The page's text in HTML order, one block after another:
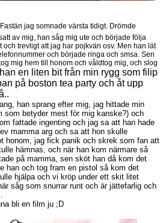
jag somnade värsta tidigt. Drömde
av mig, han såg mig ute och började följa
trevligt att jag har pojkvän osv. Men han lät
och började ringa och smsa. Sen
mig hem till honom och våldtog mig, och slog
en liten bit från min rygg som filip
på boston tea party och åt upp
han sprang efter mig, jag hittade min
som betyder mest för mig kanske?) och
fattade ingenting och jag sa att han hade
mamma arg och sa att hon skulle
honom, jag fick panik och skrek som fan att
hämnas, och när han kom närmare så
på mamma, sen sköt han då kom det
han och tog fram en pistol så kom det
hjälpa och vi kröp under ett skit litet
såg som snurrar runt och är jättefarlig och
bli en film ju ;D